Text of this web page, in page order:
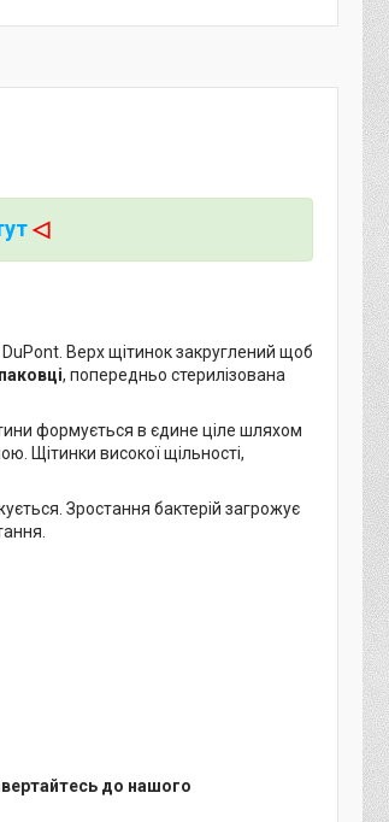
◁
DuPont. Верх щітинок закруглений щоб
, попередньо стерилізована
формується в єдине ціле шляхом
Щітинки високої щільності,
Зростання бактерій загрожує
до нашого